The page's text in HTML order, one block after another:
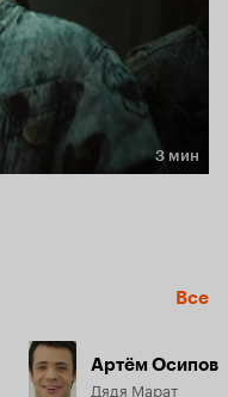
3 мин
Все
Артём Осипов
Дядя Марат